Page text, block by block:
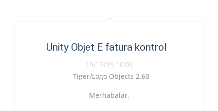
Unity Objet E fatura kontrol
19/12/19 10:09
Tiger/Logo Objects 2.60
Merhabalar,